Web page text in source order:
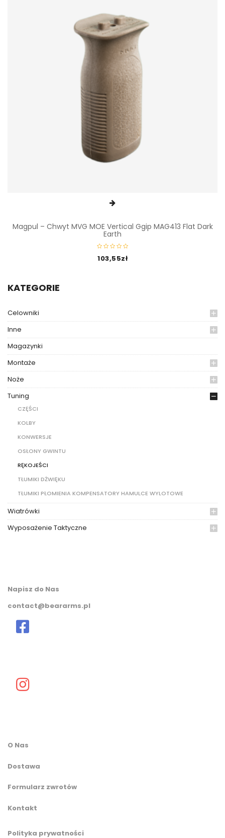
KATEGORIE
Celowniki
Inne
Magazynki
Montaże
Noże
Tuning
CZĘŚCI
KOLBY
KONWERSJE
OSŁONY GWINTU
RĘKOJEŚCI
TŁUMIKI DŻWIĘKU
TŁUMIKI PŁOMIENIA KOMPENSATORY HAMULCE WYLOTOWE
Wiatrówki
Wyposażenie Taktyczne
Magpul – Chwyt MVG MOE Vertical Ggip MAG413 Flat Dark
Earth
103,55zł
Napisz do Nas
contact@beararms.pl
O Nas
Dostawa
Formularz zwrotów
Kontakt
Polityka prywatności